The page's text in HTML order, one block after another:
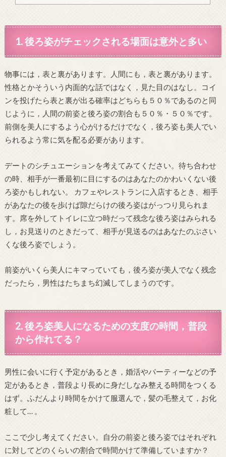
1. 後ろ姿がチェックされる場面は意外と多い
物事には，表と裏があります。人間にも，表と裏があります。
性格とかそういう内面的な話ではなく，見た目のはなし。コイ
ンを投げたら表と裏が出る確率はどちらも５０％であるのと同
じように，人間の前姿と後ろ姿の割合も５０％・５０％です。
前側を美人にするよう心がけるだけでなく，後ろ姿も美人でい
られるよう常に気を配る必要があります。
デートのシチュエーションを考えてみてください。待ち合わせ
の時、相手が一番最初に目にするのはあなたのかわいくない後
ろ姿かもしれない。 カフェやレストランに入店するとき、相手
があなたの後を歩けば隙だらけの後ろ姿はがっつり見られま
す。席を外してトイレに立つ時だって残念な後ろ姿はみられる
し，お見送りのときだって、相手が見送るのはあなたのぶさい
くな後ろ姿でしょう。
前姿がいくら美人にキマっていても，後ろ姿が美人でなく残念
だったら，男性はたちまち幻滅してしまうのです。
2. 後ろ姿美人になるための支度の時間，普段
から作れてる？
男性に会いに行く予定があるとき，婚活やパーティーなどの予
定があるとき，普段より長めに身だしなみ整える時間をつくる
はず。ふだんより時間をかけて服選んで，髪の毛整えて，お化
粧して… 。
ここで少し考えてください。自分の前姿と後ろ姿ではそれぞれ
に対してどのくらいの割合で時間かけて準備していますか？